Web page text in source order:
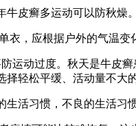
牛皮癣多运动可以防秋
衣，应根据户外的气温
运动过度。秋天是牛皮
轻松平缓、活动量不大
生活习惯，不良的生活习